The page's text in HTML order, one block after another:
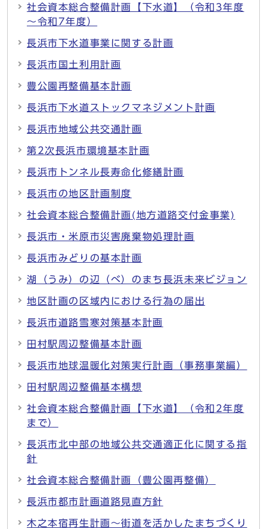
社会資本総合整備計画【下水道】（令和3年度
～令和7年度）
長浜市下水道事業に関する計画
長浜市国土利用計画
豊公園再整備基本計画
長浜市下水道ストックマネジメント計画
長浜市地域公共交通計画
第2次長浜市環境基本計画
長浜市トンネル長寿命化修繕計画
長浜市の地区計画制度
社会資本総合整備計画(地方道路交付金事業)
長浜市・米原市災害廃棄物処理計画
長浜市みどりの基本計画
湖（うみ）の辺（べ）のまち長浜未来ビジョン
地区計画の区域内における行為の届出
長浜市道路雪寒対策基本計画
田村駅周辺整備基本計画
長浜市地球温暖化対策実行計画（事務事業編）
田村駅周辺整備基本構想
社会資本総合整備計画【下水道】（令和2年度
まで）
長浜市北中部の地域公共交通適正化に関する指
針
社会資本総合整備計画（豊公園再整備）
長浜市都市計画道路見直方針
木之本宿再生計画～街道を活かしたまちづくり